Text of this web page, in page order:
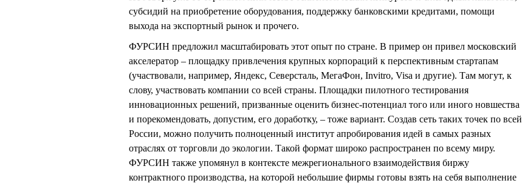
субсидий на приобретение оборудования, поддержку банковскими кредитами, помощи
выхода на экспортный рынок и прочего.
ФУРСИН предложил масштабировать этот опыт по стране. В пример он привел московский
акселератор – площадку привлечения крупных корпораций к перспективным стартапам
(участвовали, например, Яндекс, Северсталь, МегаФон, Invitro, Visa и другие). Там могут, к
слову, участвовать компании со всей страны. Площадки пилотного тестирования
инновационных решений, призванные оценить бизнес-потенциал того или иного новшества
и порекомендовать, допустим, его доработку, – тоже вариант. Создав сеть таких точек по всей
России, можно получить полноценный институт апробирования идей в самых разных
отраслях от торговли до экологии. Такой формат широко распространен по всему миру.
ФУРСИН также упомянул в контексте межрегионального взаимодействия биржу
контрактного производства, на которой небольшие фирмы готовы взять на себя выполнение